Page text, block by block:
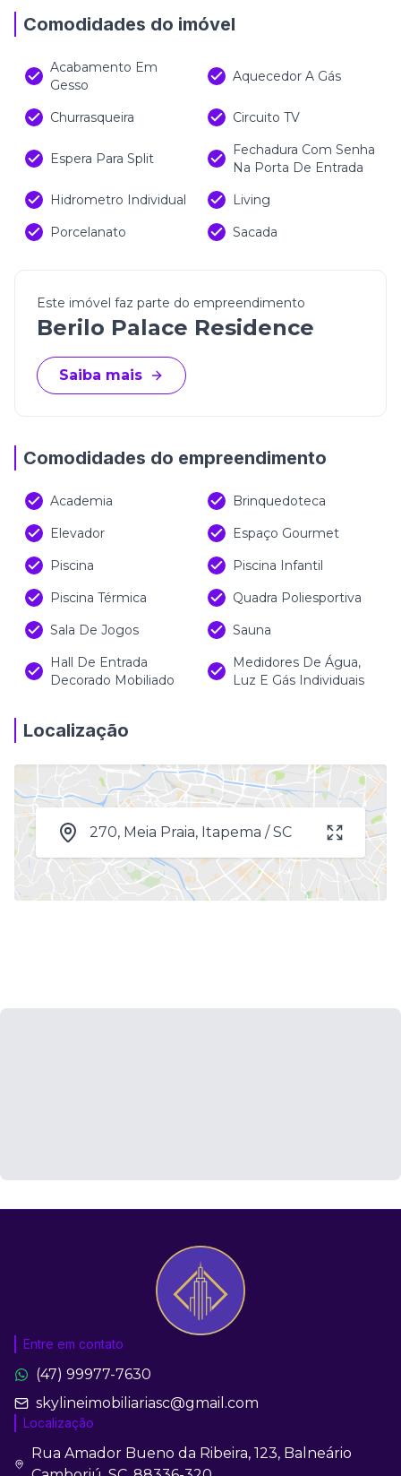
Comodidades do imóvel
Acabamento Em
Gesso
Aquecedor A Gás
Churrasqueira Circuito TV
Espera Para Split
Fechadura Com Senha
Na Porta De Entrada
Hidrometro Individual
Living
Porcelanato
Sacada
Este imóvel faz parte do empreendimento
Berilo Palace Residence
Saiba mais
Comodidades do empreendimento
Academia
Brinquedoteca
Elevador
Espaço Gourmet
Piscina
Piscina Infantil
Piscina Térmica
Quadra Poliesportiva
Sala De Jogos
Sauna
Hall De Entrada
Decorado Mobiliado
Medidores De Água,
Luz E Gás Individuais
Localização
270, Meia Praia, Itapema / SC
Entre em contato
(47) 99977-7630
skylineimobiliariasc@gmail.com
Localização
Rua Amador Bueno da Ribeira, 123, Balneário